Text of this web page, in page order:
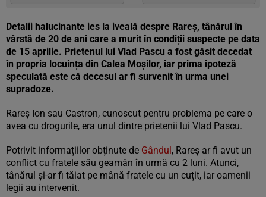
Detalii halucinante ies la iveală despre Rareș, tânărul în
vârstă de 20 de ani care a murit în condiții suspecte pe data
de 15 aprilie. Prietenul lui Vlad Pascu a fost găsit decedat
în propria locuința din Calea Moșilor, iar prima ipoteză
speculată este că decesul ar fi survenit în urma unei
supradoze.
Rareș Ion sau Castron, cunoscut pentru problema pe care o
avea cu drogurile, era unul dintre prietenii lui Vlad Pascu.
Potrivit informațiilor obținute de Gândul, Rareș ar fi avut un
conflict cu fratele său geamăn în urmă cu 2 luni. Atunci,
tânărul și-ar fi tăiat pe mână fratele cu un cuțit, iar oamenii
legii au intervenit.